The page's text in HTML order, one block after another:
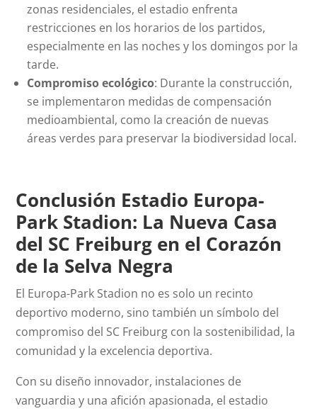
zonas residenciales, el estadio enfrenta
restricciones en los horarios de los partidos,
especialmente en las noches y los domingos por la
tarde.
Compromiso ecológico: Durante la construcción,
se implementaron medidas de compensación
medioambiental, como la creación de nuevas
áreas verdes para preservar la biodiversidad local.
Conclusión Estadio Europa-
Park Stadion: La Nueva Casa
del SC Freiburg en el Corazón
de la Selva Negra
El Europa-Park Stadion no es solo un recinto
deportivo moderno, sino también un símbolo del
compromiso del SC Freiburg con la sostenibilidad, la
comunidad y la excelencia deportiva.
Con su diseño innovador, instalaciones de
vanguardia y una afición apasionada, el estadio